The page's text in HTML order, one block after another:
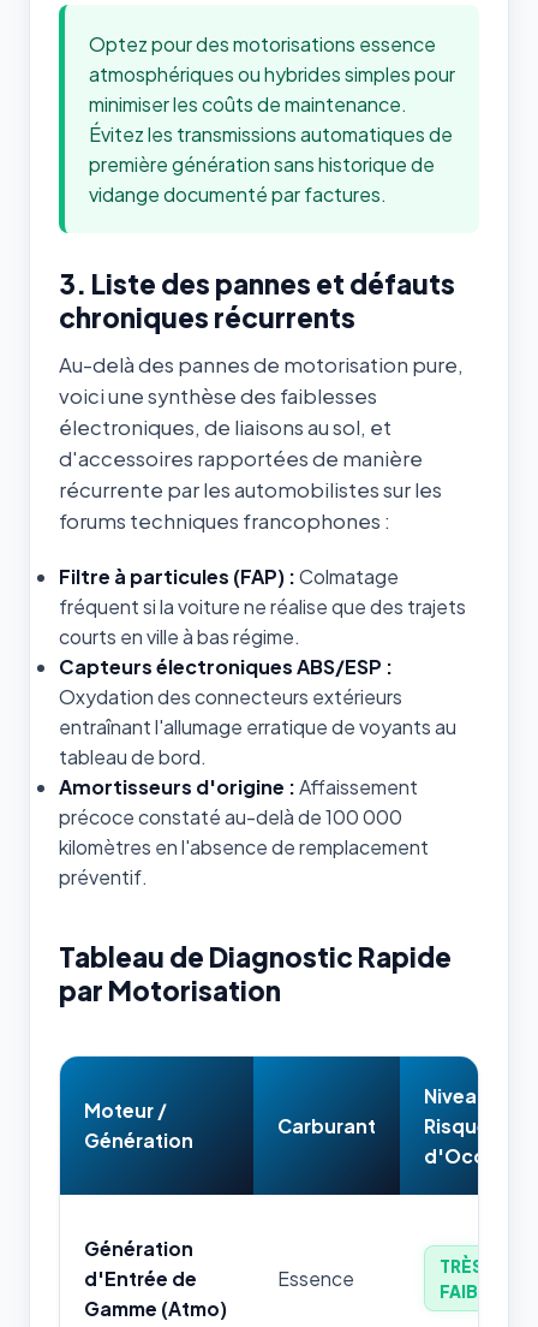
Optez pour des motorisations essence
atmosphériques ou hybrides simples pour
minimiser les coûts de maintenance.
Évitez les transmissions automatiques de
première génération sans historique de
vidange documenté par factures.
3. Liste des pannes et défauts
chroniques récurrents
Au-delà des pannes de motorisation pure,
voici une synthèse des faiblesses
électroniques, de liaisons au sol, et
d'accessoires rapportées de manière
récurrente par les automobilistes sur les
forums techniques francophones :
Filtre à particules (FAP) :Colmatage
fréquent si la voiture ne réalise que des trajets
courts en ville à bas régime.
Capteurs électroniques ABS/ESP :
Oxydation des connecteurs extérieurs
entraînant l'allumage erratique de voyants au
tableau de bord.
Amortisseurs d'origine :Affaissement
précoce constaté au-delà de 100 000
kilomètres en l'absence de remplacement
préventif.
Tableau de Diagnostic Rapide
par Motorisation
Moteur /
Génération
Carburant
Niveau de
Risque
d'Occasion
Génération
d'Entrée de
Gamme (Atmo)
Essence
TRÈS
FAIBLE